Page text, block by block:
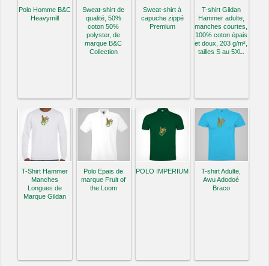
Polo Homme B&C
Heavymill
Sweat-shirt de
qualité, 50%
coton 50%
polyster, de
marque B&C
Collection
Sweat-shirt à
capuche zippé
Premium
T-shirt Gildan
Hammer adulte,
manches courtes,
100% coton épais
et doux, 203 g/m²,
tailles S au 5XL.
T-Shirt Hammer
Manches
Longues de
Marque Gildan
Polo Epais de
marque Fruit of
the Loom
POLO IMPERIUM
T-shirt Adulte,
Awu Adodoé
Braco